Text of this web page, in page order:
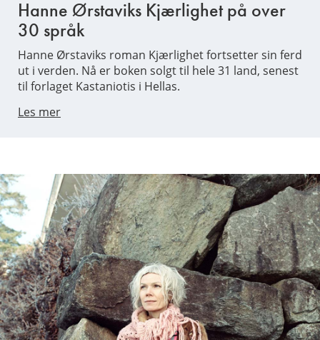
Hanne Ørstaviks Kjærlighet på over
30 språk
Hanne Ørstaviks roman Kjærlighet fortsetter sin ferd
ut i verden. Nå er boken solgt til hele 31 land, senest
til forlaget Kastaniotis i Hellas.
Les mer